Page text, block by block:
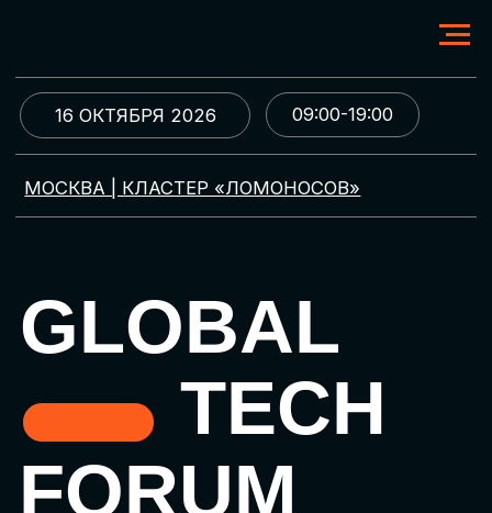
МОСКВА | КЛАСТЕР «ЛОМОНОСОВ»
GLOBAL
TECH
FORUM
Цифровая трансформация
и автоматизация бизнеса
09:00-19:00
16 ОКТЯБРЯ 2026